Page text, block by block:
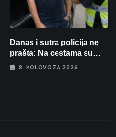
Danas i sutra policija ne
prašta: Na cestama su
posebno na meti ovi
8. KOLOVOZA 2026.